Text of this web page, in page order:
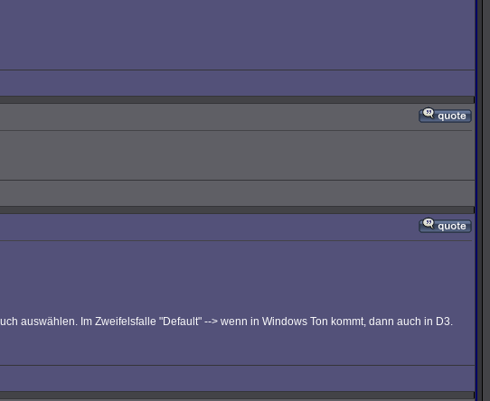
auswählen. Im Zweifelsfalle "Default" --> wenn in Windows Ton kommt, dann auch in D3.